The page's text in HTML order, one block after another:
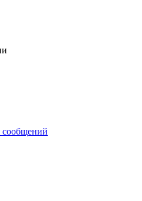
сообщений